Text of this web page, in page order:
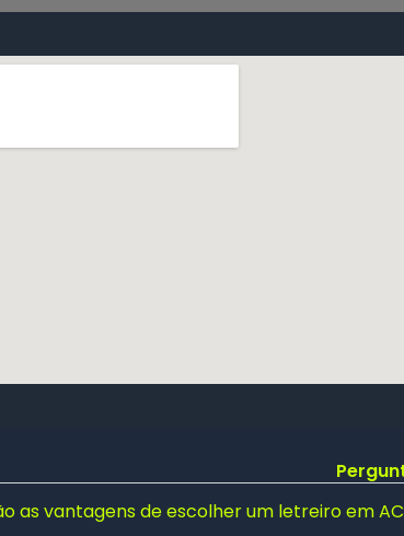
as vantagens de escolher um letreiro em